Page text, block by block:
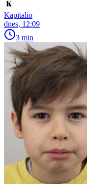
Kapitalio
dnes, 12:09
3 min